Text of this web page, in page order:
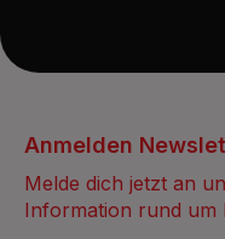
Anmelden
Melde dich jetzt an
Information rund um